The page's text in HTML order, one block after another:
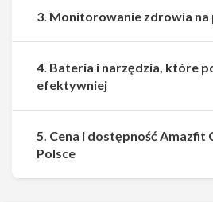
3. Monitorowanie zdrowia na
4. Bateria i narzędzia, które
efektywniej
5. Cena i dostępność Amazfit
Polsce